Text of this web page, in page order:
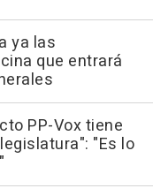
ya las
que entrará
PP-Vox tiene
"Es lo